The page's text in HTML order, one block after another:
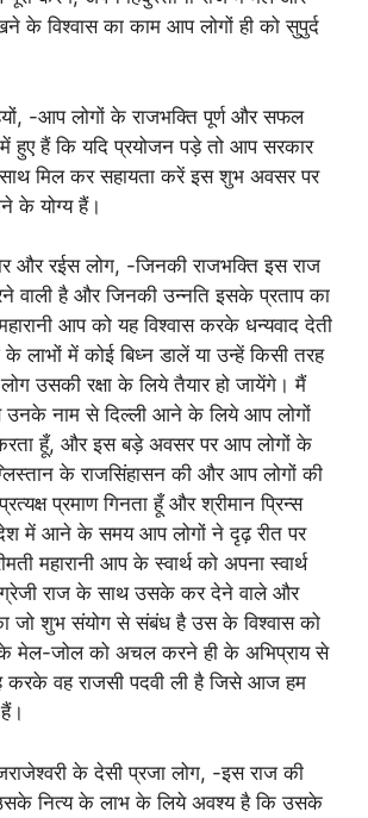
के विश्वास का काम आप लोगों ही को सुपुर्द
-आप लोगों के राजभक्ति पूर्ण और सफल
हुए हैं कि यदि प्रयोजन पड़े तो आप सरकार
मिल कर सहायता करें इस शुभ अवसर पर
के योग्य हैं।
और रईस लोग, -जिनकी राजभक्ति इस राज
वाली है और जिनकी उन्नति इसके प्रताप का
आप को यह विश्वास करके धन्यवाद देती
लाभों में कोई बिध्न डालें या उन्हें किसी तरह
उसकी रक्षा के लिये तैयार हो जायेंगे। मैं
उनके नाम से दिल्ली आने के लिये आप लोगों
हूँ, और इस बड़े अवसर पर आप लोगों के
के राजसिंहासन की और आप लोगों की
प्रमाण गिनता हूँ और श्रीमान‌ प्रिन्स
में आने के समय आप लोगों ने दृढ़ रीत पर
महारानी आप के स्वार्थ को अपना स्वार्थ
राज के साथ उसके कर देने वाले और
जो शुभ संयोग से संबंध है उस के विश्वास को
मेल-जोल को अचल करने ही के अभिप्राय से
करके वह राजसी पदवी ली है जिसे आज हम
के देसी प्रजा लोग, -इस राज की
नित्य के लाभ के लिये अवश्य है कि उसके